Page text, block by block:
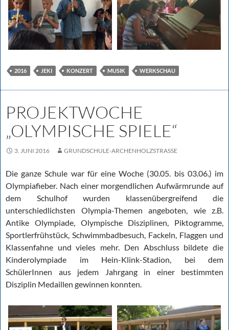
2016 JEKI KONZERT MUSIK WERKSCHAU
PROJEKTWOCHE
„OLYMPISCHE SPIELE“
3. JUNI 2016 GRUNDSCHULE-ARCHENHOLZSTRASSE
Die ganze Schule war für eine Woche (30.05. bis 03.06.) im
Olympiafieber. Nach einer morgendlichen Aufwärmrunde auf
dem Schulhof wurden klassenübergreifend die
unterschiedlichsten Olympia-Themen angeboten, wie z.B.
Antike Olympiade, Olympische Disziplinen, Piktogramme,
Sportlerfrühstück, Schwimmbadbesuch, Fackeln, Flaggen und
Klassenfahne und vieles mehr. Den Abschluss bildete die
Kinderolympiade im Hein-Klink-Stadion, bei dem
SchülerInnen aus jedem Jahrgang in einer bestimmten
Disziplin Medaillen gewinnen konnten.